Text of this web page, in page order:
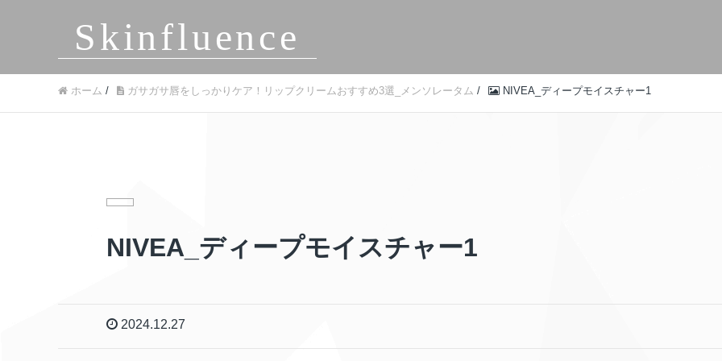
Skinfluence
ホーム / ガサガサ唇をしっかりケア！リップクリームおすすめ3選_メンソレータム / NIVEA_ディープモイスチャー1
NIVEA_ディープモイスチャー1
2024.12.27